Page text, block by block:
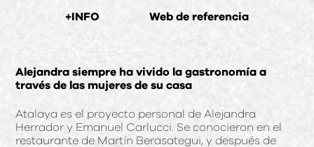
+INFO Web de referencia
Alejandra siempre ha vivido la gastronomía a
través de las mujeres de su casa
Atalaya es el proyecto personal de Alejandra
Herrador y Emanuel Carlucci. Se conocieron en el
restaurante de Martín Berasategui, y después de